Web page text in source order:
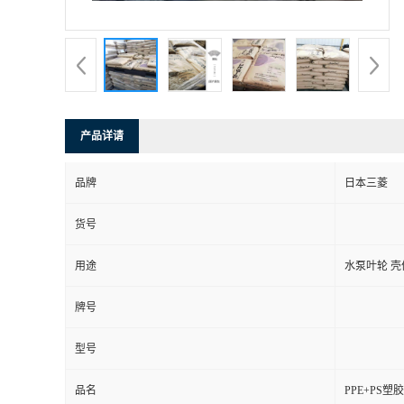
产品详请
品牌 日本三菱
货号
用途 水泵叶轮 壳
牌号
型号
品名 PPE+PS塑